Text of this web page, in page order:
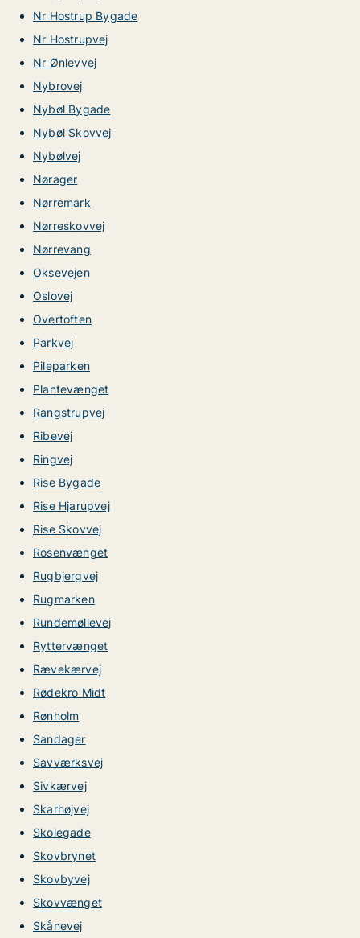
Nr Hostrup Bygade
Nr Hostrupvej
Nr Ønlevvej
Nybrovej
Nybøl Bygade
Nybøl Skovvej
Nybølvej
Nørager
Nørremark
Nørreskovvej
Nørrevang
Oksevejen
Oslovej
Overtoften
Parkvej
Pileparken
Plantevænget
Rangstrupvej
Ribevej
Ringvej
Rise Bygade
Rise Hjarupvej
Rise Skovvej
Rosenvænget
Rugbjergvej
Rugmarken
Rundemøllevej
Ryttervænget
Rævekærvej
Rødekro Midt
Rønholm
Sandager
Savværksvej
Sivkærvej
Skarhøjvej
Skolegade
Skovbrynet
Skovbyvej
Skovvænget
Skånevej